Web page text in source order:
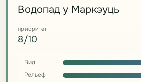
Водопад у Маркэуць
приоритет
8/10
Вид
Рельеф